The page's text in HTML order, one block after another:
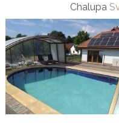
Chalupa